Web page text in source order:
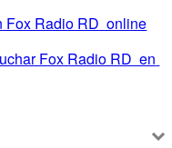
Fox Radio RD  online
Fox Radio RD  en